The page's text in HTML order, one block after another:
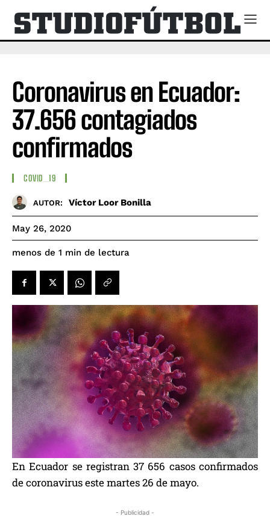
Coronavirus en Ecuador:
37.656 contagiados
confirmados
COVID_19
AUTOR: Víctor Loor Bonilla
May 26, 2020
menos de 1 min de lectura
En Ecuador se registran 37 656 casos confirmados
de coronavirus este martes 26 de mayo.
- Publicidad -